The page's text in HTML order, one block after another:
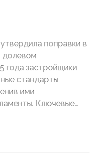
поправки в
долевом
года застройщики
стандарты
ими
Ключевые…